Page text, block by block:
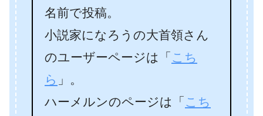
名前で投稿。
小説家になろうの大首領さん
のユーザーページは「 こち
ら 」。
ハーメルンのページは「 こち